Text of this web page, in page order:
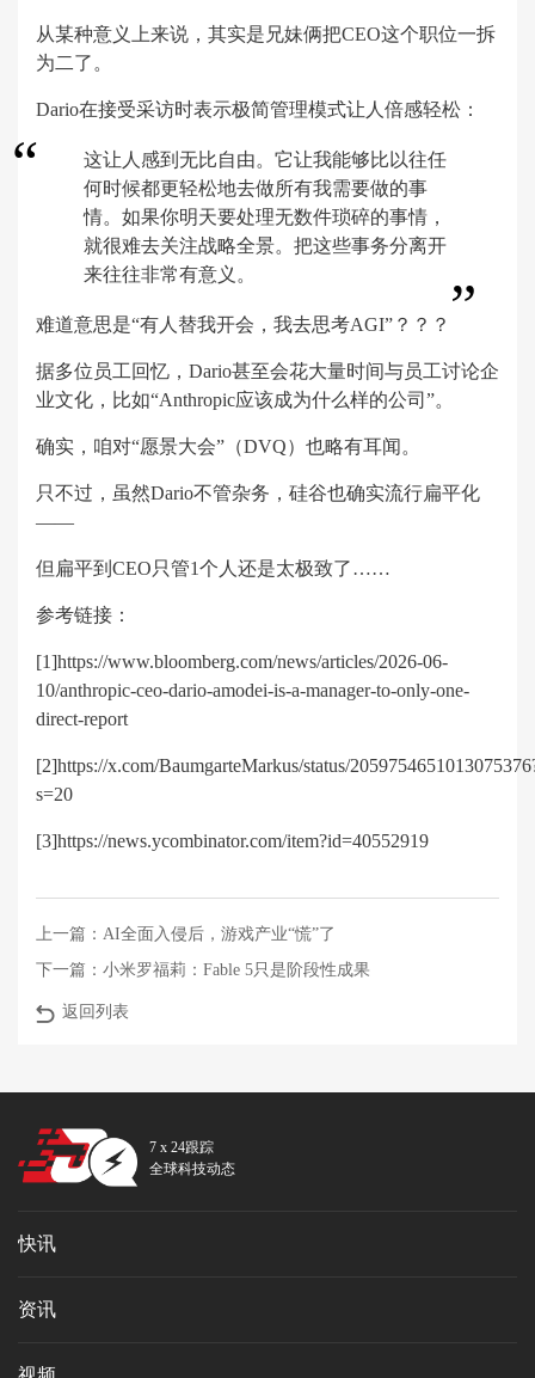
从某种意义上来说，其实是兄妹俩把CEO这个职位一拆
为二了。
Dario在接受采访时表示极简管理模式让人倍感轻松：
这让人感到无比自由。它让我能够比以往任
何时候都更轻松地去做所有我需要做的事
情。如果你明天要处理无数件琐碎的事情，
就很难去关注战略全景。把这些事务分离开
来往往非常有意义。
难道意思是“有人替我开会，我去思考AGI”？？？
据多位员工回忆，Dario甚至会花大量时间与员工讨论企
业文化，比如“Anthropic应该成为什么样的公司”。
确实，咱对“愿景大会”（DVQ）也略有耳闻。
只不过，虽然Dario不管杂务，硅谷也确实流行扁平化
——
但扁平到CEO只管1个人还是太极致了……
参考链接：
[1]https://www.bloomberg.com/news/articles/2026-06-
10/anthropic-ceo-dario-amodei-is-a-manager-to-only-one-
direct-report
[2]https://x.com/BaumgarteMarkus/status/
s=20
[3]https://news.ycombinator.com/item?id=40552919
上一篇： AI全面入侵后，游戏产业“慌”了
下一篇： 小米罗福莉：Fable 5只是阶段性成果
返回列表
7 x 24跟踪
全球科技动态
快讯
资讯